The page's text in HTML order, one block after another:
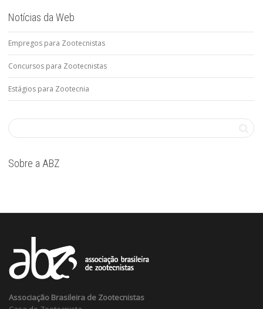
Notícias da Web
Empregos para Zootecnistas
Concursos para Zootecnistas
Estágios para Zootecnia
Sobre a ABZ
Associação Brasileira de Zootecnistas